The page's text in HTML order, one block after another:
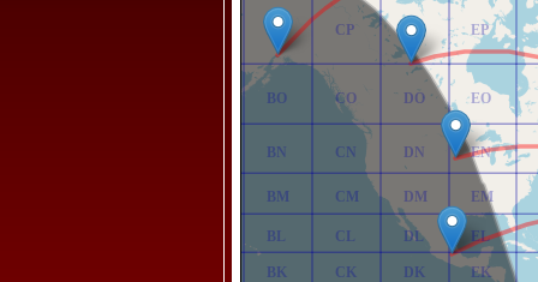
BK
BL
BM
BN
BO
BP
CK
CL
CM
CN
CO
CP
DK
DL
DM
DN
DO
DP
EK
EL
EM
EN
EO
EP